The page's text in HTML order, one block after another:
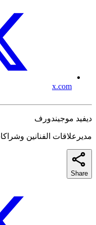
x.com
ديفيد موجيندورف
مديرعلاقات الفنانين
Share